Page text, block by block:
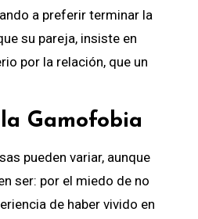
a preferir terminar la
su pareja, insiste en
por la relación, que un
Gamofobia
pueden variar, aunque
ser: por el miedo de no
de haber vivido en